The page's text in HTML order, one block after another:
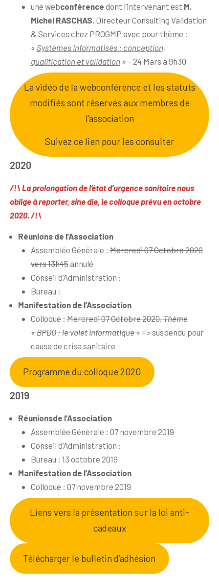
une webconférence dont l’intervenant est M.
Michel RASCHAS, Directeur Consulting Validation
& Services chez PROGMP avec pour thème :
« Systèmes Informatisés : conception,
qualification et validation » – 24 Mars à 9h30
La vidéo de la webconférence et les statuts
modifiés sont réservés aux membres de
l’association
Suivez ce lien pour les consulter
2020
/!\ La prolongation de l’état d’urgence sanitaire nous
oblige à reporter, sine die, le colloque prévu en octobre
2020. /!\
Réunions de l’Association
Assemblée Générale :Mercredi 07 Octobre 2020
vers 13h45annulé
Conseil d’Administration :
Bureau :
Manifestation de l’Association
Colloque :Mercredi 07 Octobre 2020,Thème
« BPDO : le volet informatique »=> suspendu pour
cause de crise sanitaire
Programme du colloque 2020
2019
Réunionsde l’Association
Assemblée Générale : 07 novembre 2019
Conseil d’Administration :
Bureau : 13 octobre 2019
Manifestation de l’Association
Colloque : 07 novembre 2019
Liens vers la présentation sur la loi anti-
cadeaux
Télécharger le bulletin d’adhésion